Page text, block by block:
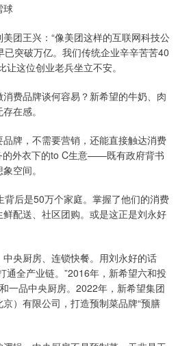
球
团王兴：“像美团这样的互联网科技公
突破万亿。我们传统企业辛辛苦苦40
这位创业老兵坐立不安。
费品牌谈何容易？新希望的牛奶、肉
在感。
牌，不需要营销，还能直接触达消费
的外衣下的to C生意——既有政府背书
空间。
后是50万个家庭。掌握了他们的消费
配送、社区团购。或是这正是刘永好
央厨房、连锁快餐。用刘永好的话
通全产业链。”2016年，新希望六和投
一品中央厨房。2022年，新希望集团
）有限公司，打造预制菜品牌“预膳